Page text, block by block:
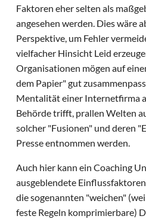
Faktoren eher selten als
angesehen werden. Dies wäre
Perspektive, um Fehler
vielfacher Hinsicht Leid
Organisationen mögen auf
dem Papier" gut
Mentalität einer Internetfirma
Behörde trifft, prallen Welten
solcher "Fusionen" und deren
Presse entnommen werden.
Auch hier kann ein Coaching
ausgeblendete
die sogenannten "weichen"
feste Regeln komprimierbare)